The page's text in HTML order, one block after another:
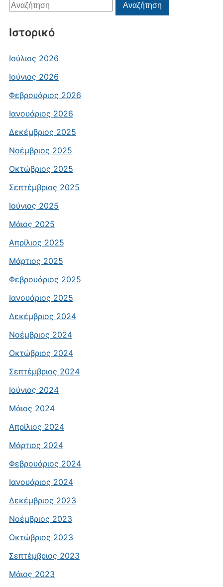
για:
Αναζήτηση
Ιστορικό
Ιούλιος 2026
Ιούνιος 2026
Φεβρουάριος 2026
Ιανουάριος 2026
Δεκέμβριος 2025
Νοέμβριος 2025
Οκτώβριος 2025
Σεπτέμβριος 2025
Ιούνιος 2025
Μάιος 2025
Απρίλιος 2025
Μάρτιος 2025
Φεβρουάριος 2025
Ιανουάριος 2025
Δεκέμβριος 2024
Νοέμβριος 2024
Οκτώβριος 2024
Σεπτέμβριος 2024
Ιούνιος 2024
Μάιος 2024
Απρίλιος 2024
Μάρτιος 2024
Φεβρουάριος 2024
Ιανουάριος 2024
Δεκέμβριος 2023
Νοέμβριος 2023
Οκτώβριος 2023
Σεπτέμβριος 2023
Μάιος 2023